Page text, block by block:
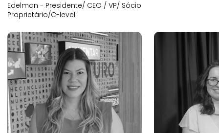
Edelman - Presidente/ CEO / VP/ Sócio
Proprietário/C-level